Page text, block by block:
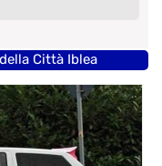
Città Iblea